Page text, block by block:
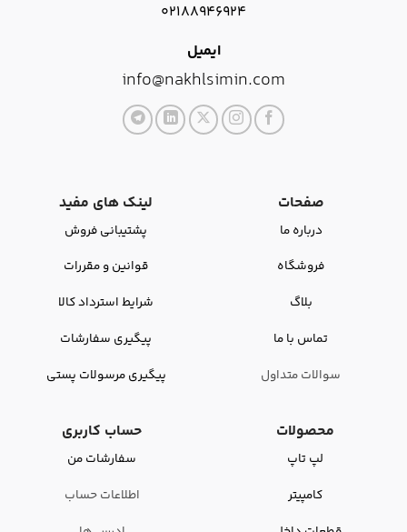
02188946924
ایمیل
info@nakhlsimin.com
صفحات
درباره ما
فروشگاه
بلاگ
تماس با ما
سوالات متداول
لینک های مفید
پشتیبانی فروش
قوانین و مقررات
شرایط استرداد کالا
پیگیری سفارشات
پیگیری مرسولات پستی
محصولات
لپ تاپ
کامپیتر
حساب کاربری
سفارشات من
اطلاعات حساب